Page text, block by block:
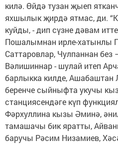
килә. Өйдә тузан җыеп
яхшылык җирдә ятмас, ди.
куйды, - дип сүзне дәвам
Пошалымнан ирле-хатынлы
Саттаровлар, Чулпаннан
Вәлишиннар - шулай итеп
барлыкка килде,
беренче сыйныфта укучы
станциясендәге күп
Фәрхуллина кызы Әминә,
тамашачы бик яратты,
баручы Рәсим Низамиев,